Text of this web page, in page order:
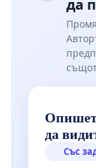
да
да
Със